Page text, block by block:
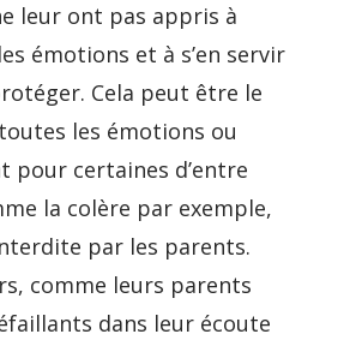
leur ont pas appris à
émotions et à s’en servir
Cela peut être le
les émotions ou
pour certaines d’entre
la colère par exemple,
par les parents.
comme leurs parents
dans leur écoute